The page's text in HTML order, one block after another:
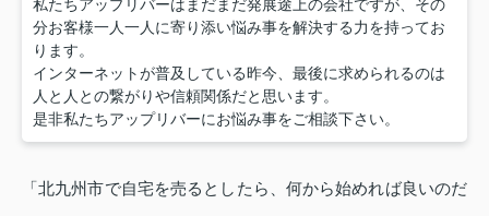
私たちアップリバーはまだまだ発展途上の会社ですが、その
分お客様一人一人に寄り添い悩み事を解決する力を持ってお
ります。
インターネットが普及している昨今、最後に求められるのは
人と人との繋がりや信頼関係だと思います。
是非私たちアップリバーにお悩み事をご相談下さい。
「北九州市で自宅を売るとしたら、何から始めれば良いのだ